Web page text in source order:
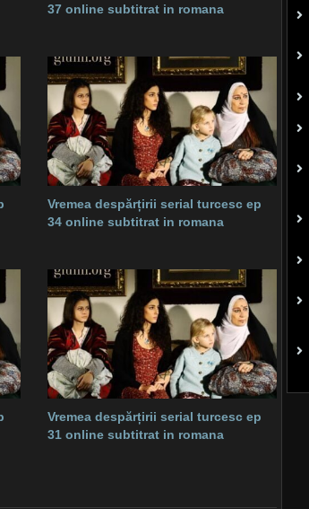
37 online subtitrat in romana
Vremea despărțirii serial turcesc ep
34 online subtitrat in romana
Vremea despărțirii serial turcesc ep
31 online subtitrat in romana